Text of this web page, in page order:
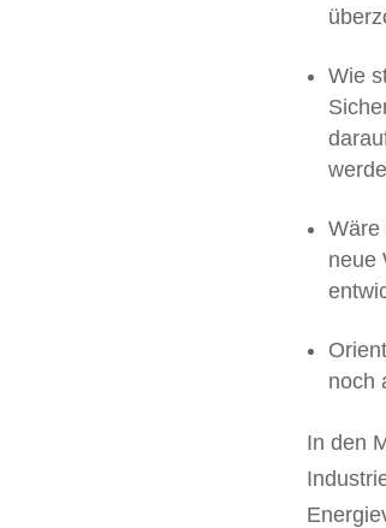
Wie
Wäre
neue
noch
In den